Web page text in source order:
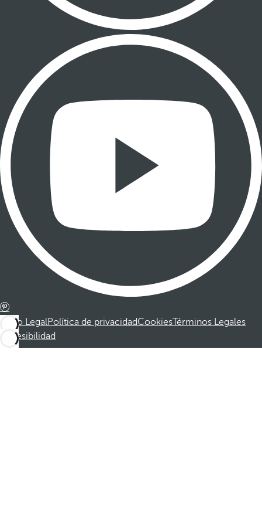
Aviso LegalPolítica de privacidadCookiesTérminos Legales
Accesibilidad